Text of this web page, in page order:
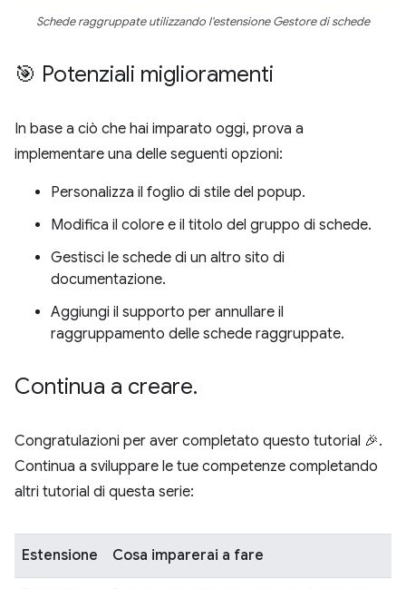
Schede raggruppate utilizzando l'estensione Gestore di schede
🎯 Potenziali miglioramenti
In base a ciò che hai imparato oggi, prova a
implementare una delle seguenti opzioni:
Personalizza il foglio di stile del popup.
Modifica il colore e il titolo del gruppo di schede.
Gestisci le schede di un altro sito di
documentazione.
Aggiungi il supporto per annullare il
raggruppamento delle schede raggruppate.
Continua a creare.
Congratulazioni per aver completato questo tutorial 🎉.
Continua a sviluppare le tue competenze completando
altri tutorial di questa serie:
Estensione Cosa imparerai a fare